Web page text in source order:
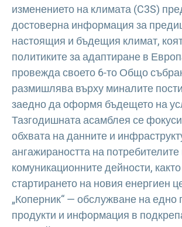
изменението на климата (C3S)
достоверна информация за
настоящия и бъдещия климат,
политиките за адаптиране в
провежда своето 6-то Общо
размишлява върху миналите
заедно да оформя бъдещето на
Тазгодишната асамблея се
обхвата на данните и
ангажираността на потребителите
комуникационните дейности,
стартирането на новия енергиен
„Коперник“ — обслужване на едно
продукти и информация в